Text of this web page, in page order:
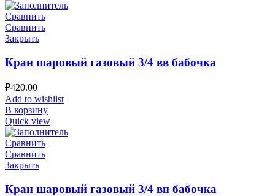
Сравнить
Сравнить
Закрыть
Кран шаровый газовый 3/4 вв бабочка
₽420.00
Add to wishlist
В корзину
Quick view
Сравнить
Сравнить
Закрыть
Кран шаровый газовый 3/4 вн бабочка